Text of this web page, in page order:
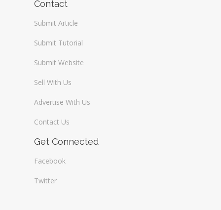
Contact
Submit Article
Submit Tutorial
Submit Website
Sell With Us
Advertise With Us
Contact Us
Get Connected
Facebook
Twitter